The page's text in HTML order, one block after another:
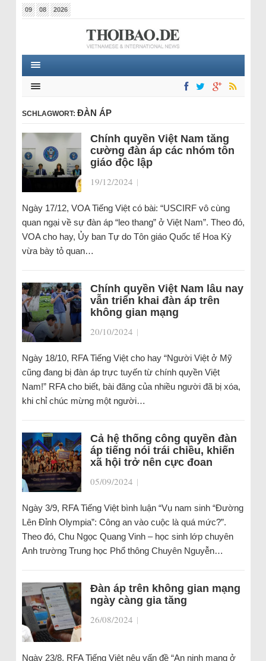
09 08 2026
SCHLAGWORT: ĐÀN ÁP
Chính quyền Việt Nam tăng
cường đàn áp các nhóm tôn
giáo độc lập
19/12/2024 |
Ngày 17/12, VOA Tiếng Việt có bài: “USCIRF vô cùng
quan ngại về sự đàn áp “leo thang” ở Việt Nam”. Theo đó,
VOA cho hay, Ủy ban Tự do Tôn giáo Quốc tế Hoa Kỳ
vừa bày tỏ quan…
Chính quyền Việt Nam lâu nay
vẫn triển khai đàn áp trên
không gian mạng
20/10/2024 |
Ngày 18/10, RFA Tiếng Việt cho hay “Người Việt ở Mỹ
cũng đang bị đàn áp trực tuyến từ chính quyền Việt
Nam!” RFA cho biết, bài đăng của nhiều người đã bị xóa,
khi chỉ chúc mừng một người…
Cả hệ thống công quyền đàn
áp tiếng nói trái chiều, khiến
xã hội trở nên cực đoan
05/09/2024 |
Ngày 3/9, RFA Tiếng Việt bình luận “Vụ nam sinh “Đường
Lên Đỉnh Olympia”: Công an vào cuộc là quá mức?”.
Theo đó, Chu Ngọc Quang Vinh – học sinh lớp chuyên
Anh trường Trung học Phổ thông Chuyên Nguyễn…
Đàn áp trên không gian mạng
ngày càng gia tăng
26/08/2024 |
Ngày 23/8, RFA Tiếng Việt nêu vấn đề “An ninh mạng ở